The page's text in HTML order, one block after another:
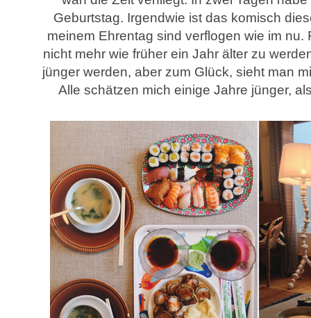
Geburtstag. Irgendwie ist das komisch
meinem Ehrentag sind verflogen wie im nu.
nicht mehr wie früher ein Jahr älter zu
jünger werden, aber zum Glück, sieht man
Alle schätzen mich einige Jahre jünger,